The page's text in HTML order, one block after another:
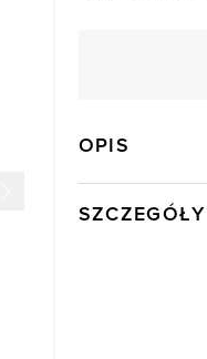
OPIS
SZCZEGÓŁY